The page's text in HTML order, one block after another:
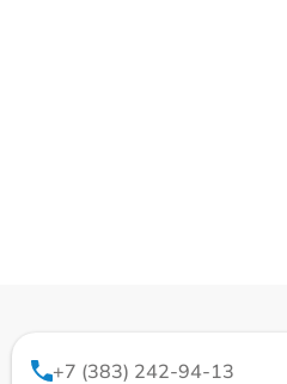
+7 (383) 242-94-13